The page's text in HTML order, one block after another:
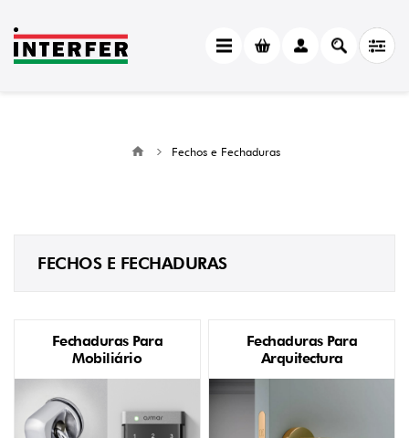
Fechos e Fechaduras
FECHOS E FECHADURAS
Fechaduras Para
Mobiliário
Fechaduras Para
Arquitectura